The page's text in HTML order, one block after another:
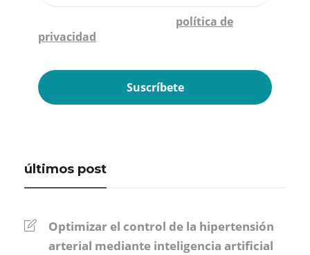
política de
privacidad
últimos post
Optimizar el control de la hipertensión
arterial mediante inteligencia artificial